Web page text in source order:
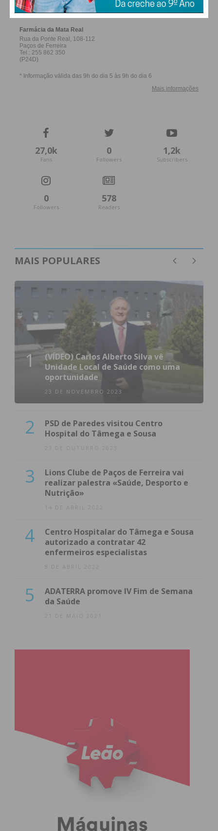
27,0k
Fans
0
Followers
1,2k
Subscribers
0
Followers
578
Readers
MAIS POPULARES
1
(VÍDEO) Carlos Alberto Silva vê
Unidade Local de Saúde como uma
oportunidade
23 DE NOVEMBRO 2023
2
PSD de Paredes visitou Centro
Hospital do Tâmega e Sousa
23 DE OUTUBRO 2023
3
Lions Clube de Paços de Ferreira vai
realizar palestra «Saúde, Desporto e
Nutrição»
14 DE ABRIL 2022
4
Centro Hospitalar do Tâmega e Sousa
autorizado a contratar 42
enfermeiros especialistas
8 DE ABRIL 2022
5
ADATERRA promove IV Fim de Semana
da Saúde
21 DE MAIO 2021